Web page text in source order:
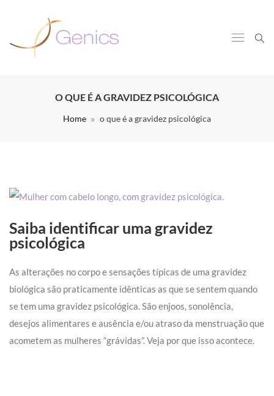
O QUE É A GRAVIDEZ PSICOLÓGICA
Home o que é a gravidez psicológica
Saiba identificar uma gravidez
psicológica
As alterações no corpo e sensações típicas de uma gravidez
biológica são praticamente idênticas as que se sentem quando
se tem uma gravidez psicológica. São enjoos, sonolência,
desejos alimentares e ausência e/ou atraso da menstruação que
acometem as mulheres “grávidas”. Veja por que isso acontece.